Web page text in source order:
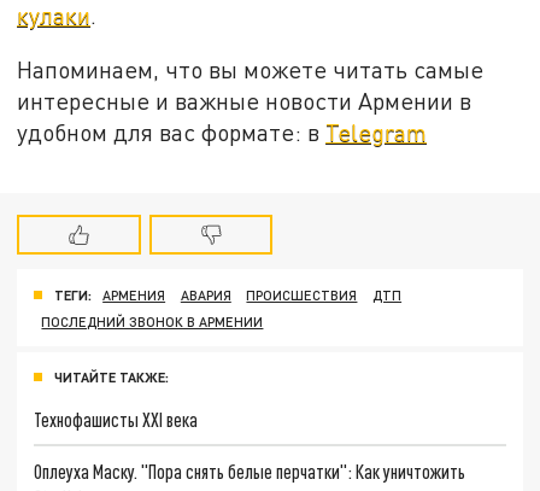
кулаки
Напоминаем, что вы можете читать самые
интересные и важные новости Армении в
удобном для вас формате: в Telegram
ТЕГИ: АРМЕНИЯ АВАРИЯ ПРОИСШЕСТВИЯ
ДТП
ПОСЛЕДНИЙ ЗВОНОК В АРМЕНИИ
ЧИТАЙТЕ ТАКЖЕ:
Технофашисты XXI века
Оплеуха Маску. "Пора снять белые перчатки": Как уничтожить